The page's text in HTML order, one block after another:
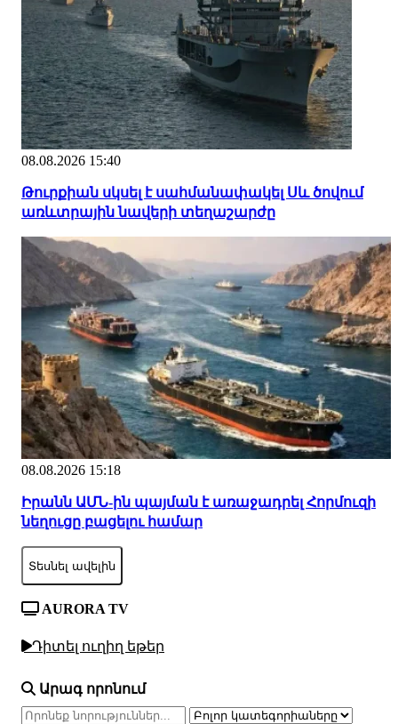
08.08.2026 15:40
Թուրքիան սկսել է սահմանափակել Սև ծովում
առևտրային նավերի տեղաշարժը
08.08.2026 15:18
Իրանն ԱՄՆ-ին պայման է առաջադրել Հորմուզի
նեղուցը բացելու համար
Տեսնել ավելին
AURORA TV
Դիտել ուղիղ եթեր
Արագ որոնում